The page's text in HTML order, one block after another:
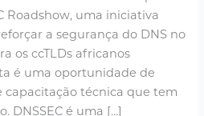
Roadshow, uma iniciativa
a segurança do DNS no
os ccTLDs africanos
é uma oportunidade de
técnica que tem
DNSSEC é uma […]